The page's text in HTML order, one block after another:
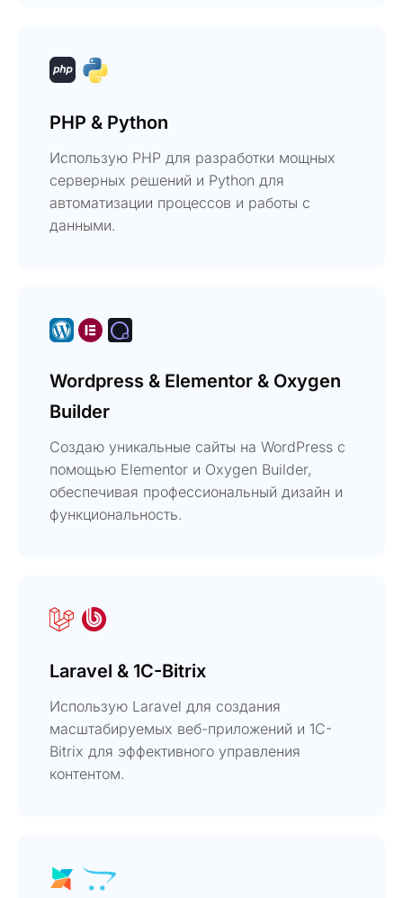
PHP & Python
Использую PHP для разработки мощных
серверных решений и Python для
автоматизации процессов и работы с
данными.
Wordpress & Elementor & Oxygen
Builder
Создаю уникальные сайты на WordPress с
помощью Elementor и Oxygen Builder,
обеспечивая профессиональный дизайн и
функциональность.
Laravel & 1C-Bitrix
Использую Laravel для создания
масштабируемых веб-приложений и 1C-
Bitrix для эффективного управления
контентом.